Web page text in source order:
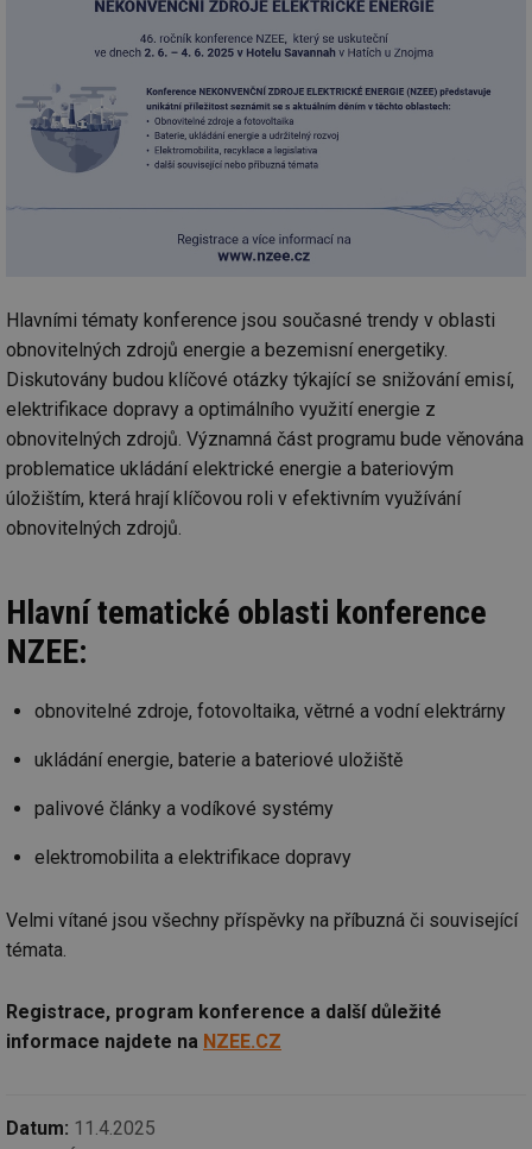
Hlavními tématy konference jsou současné trendy v oblasti
obnovitelných zdrojů energie a bezemisní energetiky.
Diskutovány budou klíčové otázky týkající se snižování emisí,
elektrifikace dopravy a optimálního využití energie z
obnovitelných zdrojů. Významná část programu bude věnována
problematice ukládání elektrické energie a bateriovým
úložištím, která hrají klíčovou roli v efektivním využívání
obnovitelných zdrojů.
Hlavní tematické oblasti konference
NZEE:
obnovitelné zdroje, fotovoltaika, větrné a vodní elektrárny
ukládání energie, baterie a bateriové uložiště
palivové články a vodíkové systémy
elektromobilita a elektrifikace dopravy
Velmi vítané jsou všechny příspěvky na příbuzná či související
témata.
Registrace, program konference a další důležité
informace najdete na NZEE.CZ
Datum: 11.4.2025